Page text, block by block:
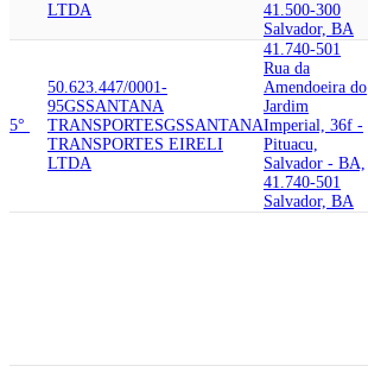
LTDA
41.500-300
Salvador, BA
5°
50.623.447/0001-
95GSSANTANA
TRANSPORTESGSSANTANA
TRANSPORTES EIRELI
LTDA
41.740-501
Rua da
Amendoeira do
Jardim
Imperial, 36f -
Pituacu,
Salvador - BA,
41.740-501
Salvador, BA